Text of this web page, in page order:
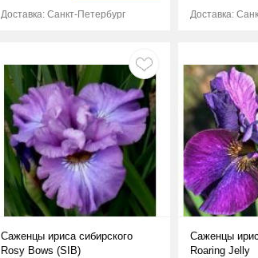
Доставка: Санкт-Петербург Доставка:
Саженцы ириса сибирского
Rosy Bows (SIB)
Саженцы
Roaring Jelly